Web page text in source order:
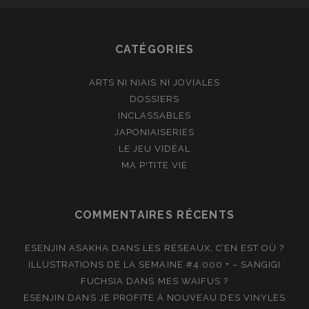
CATÉGORIES
ARTS NI NIAIS NI JOVIALES
DOSSIERS
INCLASSABLES
JAPONIAISERIES
LE JEU VIDÉAL
MA P'TITE VIE
COMMENTAIRES RÉCENTS
ESENJIN ASAKHA DANS LES RÉSEAUX, C’EN EST OÙ ?
ILLUSTRATIONS DE LA SEMAINE #4.000 + – SANGIGI
FUCHSIA DANS MES WAIFUS ?
ESENJIN DANS JE PROFITE À NOUVEAU DES VINYLES